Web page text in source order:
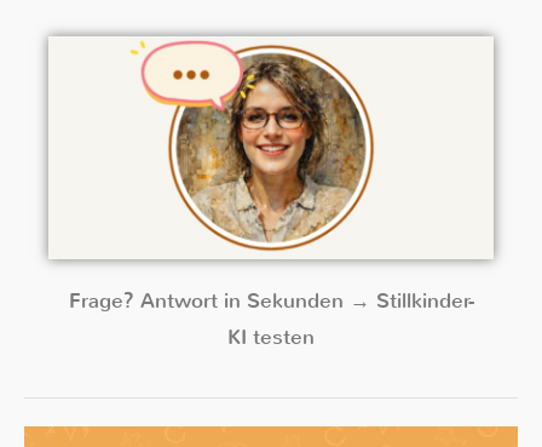
Frage? Antwort in Sekunden → Stillkinder-
KI testen